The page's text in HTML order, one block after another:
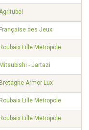
Française des Jeux
Roubaix Lille Metropole
Mitsubishi - Jartazi
Bretagne Armor Lux
Roubaix Lille Metropole
Roubaix Lille Metropole